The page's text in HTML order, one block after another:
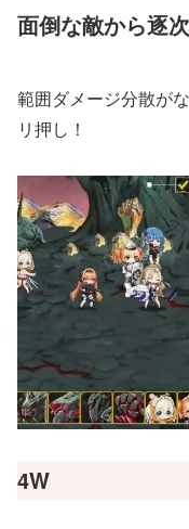
面倒な敵から逐
範囲ダメージ分散が
リ押し！
4W